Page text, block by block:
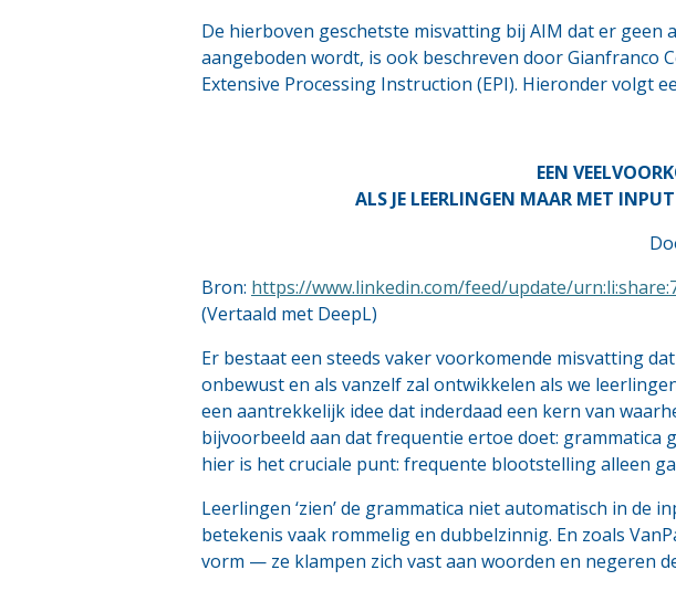
De hierboven geschetste misvatting bij AIM dat er
aangeboden wordt, is ook beschreven door Gianfranco
Extensive Processing Instruction (EPI). Hieronder volgt
EEN
ALS JE LEERLINGEN MAAR MET
Bron: https://www.linkedin.com/feed/update/
(Vertaald met DeepL)
Er bestaat een steeds vaker voorkomende misvatting
onbewust en als vanzelf zal ontwikkelen als we
een aantrekkelijk idee dat inderdaad een kern van
bijvoorbeeld aan dat frequentie ertoe doet:
hier is het cruciale punt: frequente blootstelling alleen
Leerlingen ‘zien’ de grammatica niet automatisch in de
betekenis vaak rommelig en dubbelzinnig. En zoals
vorm — ze klampen zich vast aan woorden en negeren